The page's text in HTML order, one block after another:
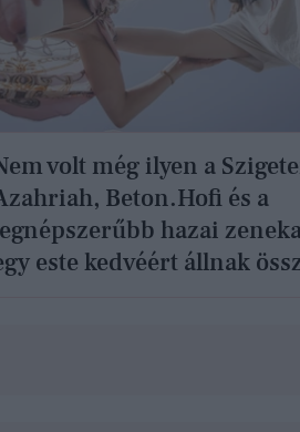
volt még ilyen a
Beton.Hofi és a
hazai
este kedvéért állnak